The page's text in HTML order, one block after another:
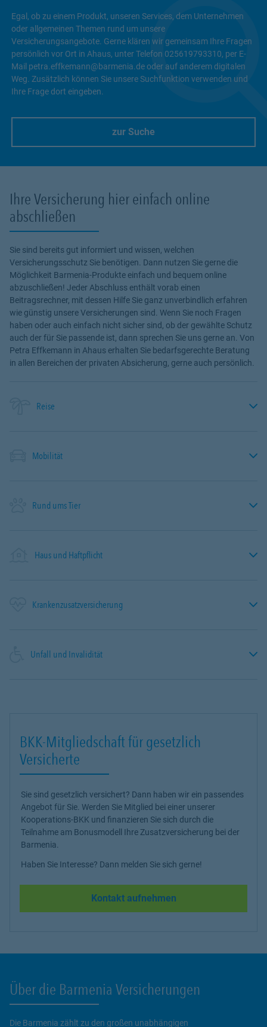
Egal, ob zu einem Produkt, unseren Services, dem Unternehmen
oder allgemeinen Themen rund um unsere
Versicherungsangebote. Gerne klären wir gemeinsam Ihre Fragen
persönlich vor Ort in Ahaus, unter Telefon 025619793310, per E-
Mail petra.effkemann@barmenia.de oder auf anderem digitalen
Weg. Zusätzlich können Sie unsere Suchfunktion verwenden und
Ihre Frage dort eingeben.
zur Suche
Ihre Versicherung hier einfach online
abschließen
Sie sind bereits gut informiert und wissen, welchen
Versicherungsschutz Sie benötigen. Dann nutzen Sie gerne die
Möglichkeit Barmenia-Produkte einfach und bequem online
abzuschließen! Jeder Abschluss enthält vorab einen
Beitragsrechner, mit dessen Hilfe Sie ganz unverbindlich erfahren
wie günstig unsere Versicherungen sind. Wenn Sie noch Fragen
haben oder auch einfach nicht sicher sind, ob der gewählte Schutz
auch der für Sie passende ist, dann sprechen Sie uns gerne an. Von
Petra Effkemann in Ahaus erhalten Sie bedarfsgerechte Beratung
in allen Bereichen der privaten Absicherung, gerne auch persönlich.
Reise
Mobilität
Rund ums Tier
Haus und Haftpflicht
Krankenzusatzversicherung
Unfall und Invalidität
BKK-Mitgliedschaft für gesetzlich
Versicherte
Sie sind gesetzlich versichert? Dann haben wir ein passendes
Angebot für Sie. Werden Sie Mitglied bei einer unserer
Kooperations-BKK und finanzieren Sie sich durch die
Teilnahme am Bonusmodell Ihre Zusatzversicherung bei der
Barmenia.
Haben Sie Interesse? Dann melden Sie sich gerne!
Kontakt aufnehmen
Über die Barmenia Versicherungen
Die Barmenia zählt zu den großen unabhängigen